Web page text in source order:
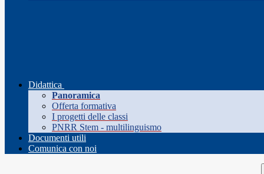
Didattica
Panoramica
Offerta formativa
I progetti delle classi
PNRR Stem - multilinguismo
Documenti utili
Comunica con noi